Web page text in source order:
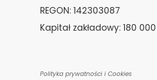
REGON: 142303087
Kapitał zakładowy: 180 000
Polityka prywatności i Cookies